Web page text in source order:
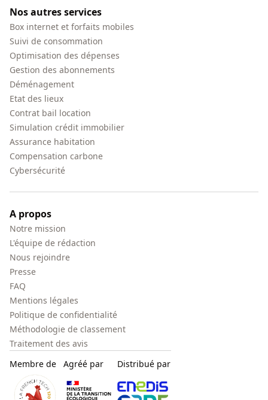
Nos autres services
Box internet et forfaits mobiles
Suivi de consommation
Optimisation des dépenses
Gestion des abonnements
Déménagement
Etat des lieux
Contrat bail location
Simulation crédit immobilier
Assurance habitation
Compensation carbone
Cybersécurité
A propos
Notre mission
L'équipe de rédaction
Nous rejoindre
Presse
FAQ
Mentions légales
Politique de confidentialité
Méthodologie de classement
Traitement des avis
Membre de
Agréé par Distribué par